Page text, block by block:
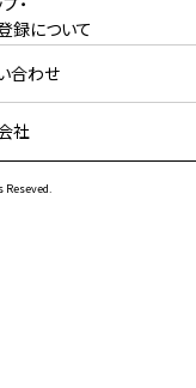
録について
合わせ
社
Reseved.